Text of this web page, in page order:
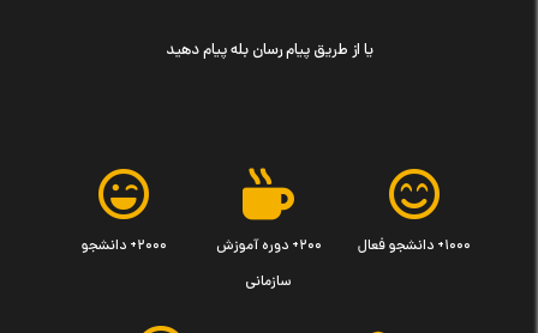
یا از طریق پیام رسان بله پیام دهید
۱۰۰۰+ دانشجو فعال
۲۰۰+ دوره آموزش
سازمانی
۲۰۰۰+ دانشجو